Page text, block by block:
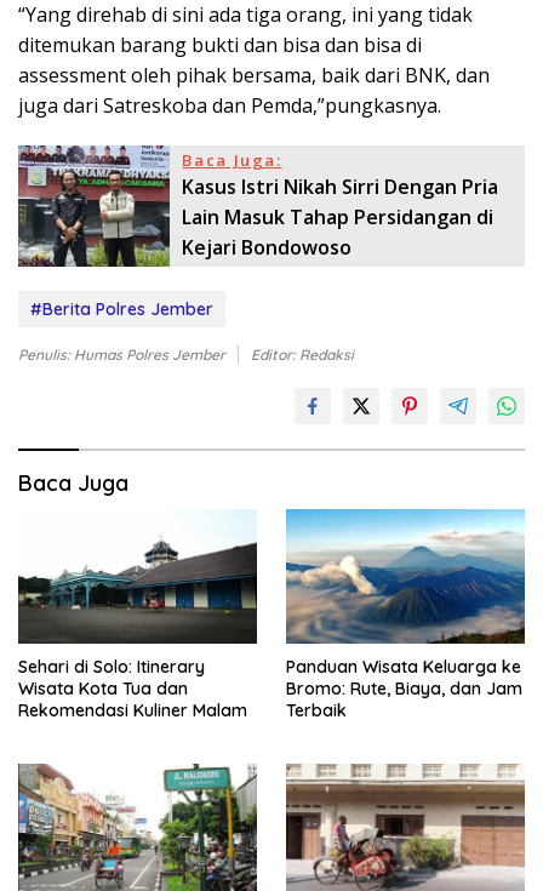
“Yang direhab di sini ada tiga orang, ini yang tidak
ditemukan barang bukti dan bisa dan bisa di
assessment oleh pihak bersama, baik dari BNK, dan
juga dari Satreskoba dan Pemda,”pungkasnya.
Baca Juga:
Kasus Istri Nikah Sirri Dengan Pria
Lain Masuk Tahap Persidangan di
Kejari Bondowoso
#Berita Polres Jember
Penulis: Humas Polres Jember Editor: Redaksi
Baca Juga
Sehari di Solo: Itinerary
Wisata Kota Tua dan
Rekomendasi Kuliner Malam
Panduan Wisata Keluarga ke
Bromo: Rute, Biaya, dan Jam
Terbaik